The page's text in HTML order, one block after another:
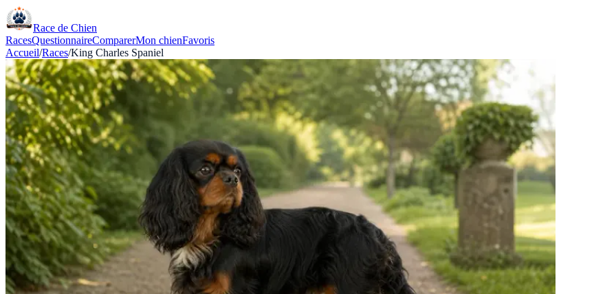
Race de Chien
RacesQuestionnaireComparerMon chienFavoris
Accueil/Races/King Charles Spaniel